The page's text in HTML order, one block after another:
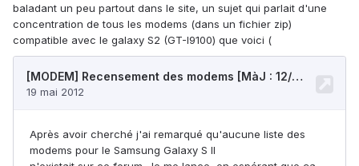
baladant un peu partout dans le site, un sujet qui parlait d'une
concentration de tous les modems (dans un fichier zip)
compatible avec le galaxy S2 (GT-I9100) que voici (